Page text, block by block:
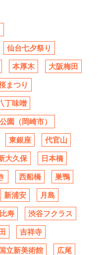
仙台七夕祭り
本厚木 大阪梅田
まつり
丁味噌
園（岡崎市）
東銀座 代官山
大久保 日本橋
西船橋 巣鴨
新浦安 月島
寿 渋谷フクラス
吉祥寺
国立新美術館 広尾